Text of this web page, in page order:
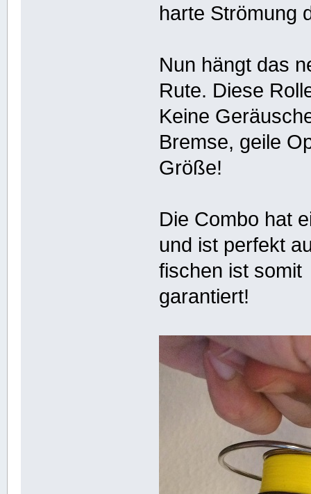
harte Strömung
Nun hängt das
Rute. Diese
Keine
Bremse, geile
Größe!
Die Combo hat
und ist perfekt
fischen ist somit
garantiert!